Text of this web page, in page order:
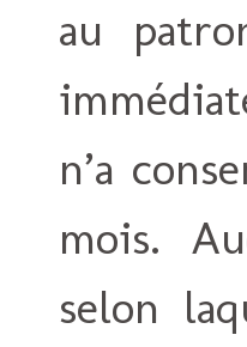
au
n’a
mois.
selon